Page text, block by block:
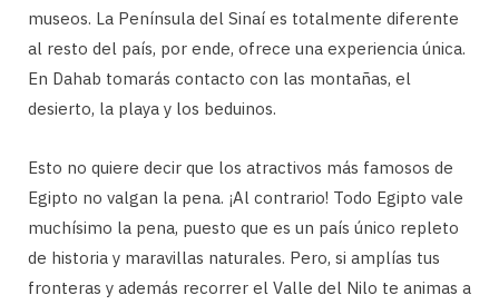
museos. La Península del Sinaí es totalmente diferente
al resto del país, por ende, ofrece una experiencia única.
En Dahab tomarás contacto con las montañas, el
desierto, la playa y los beduinos.
Esto no quiere decir que los atractivos más famosos de
Egipto no valgan la pena. ¡Al contrario! Todo Egipto vale
muchísimo la pena, puesto que es un país único repleto
de historia y maravillas naturales. Pero, si amplías tus
fronteras y además recorrer el Valle del Nilo te animas a